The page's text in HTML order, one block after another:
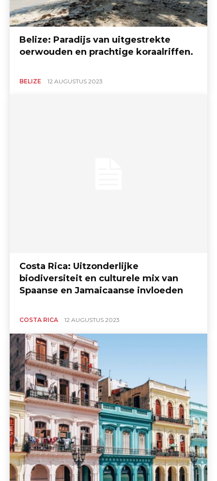
Belize: Paradijs van uitgestrekte
oerwouden en prachtige koraalriffen.
BELIZE 12 AUGUSTUS 2023
Costa Rica: Uitzonderlijke
biodiversiteit en culturele mix van
Spaanse en Jamaicaanse invloeden
COSTA RICA 12 AUGUSTUS 2023